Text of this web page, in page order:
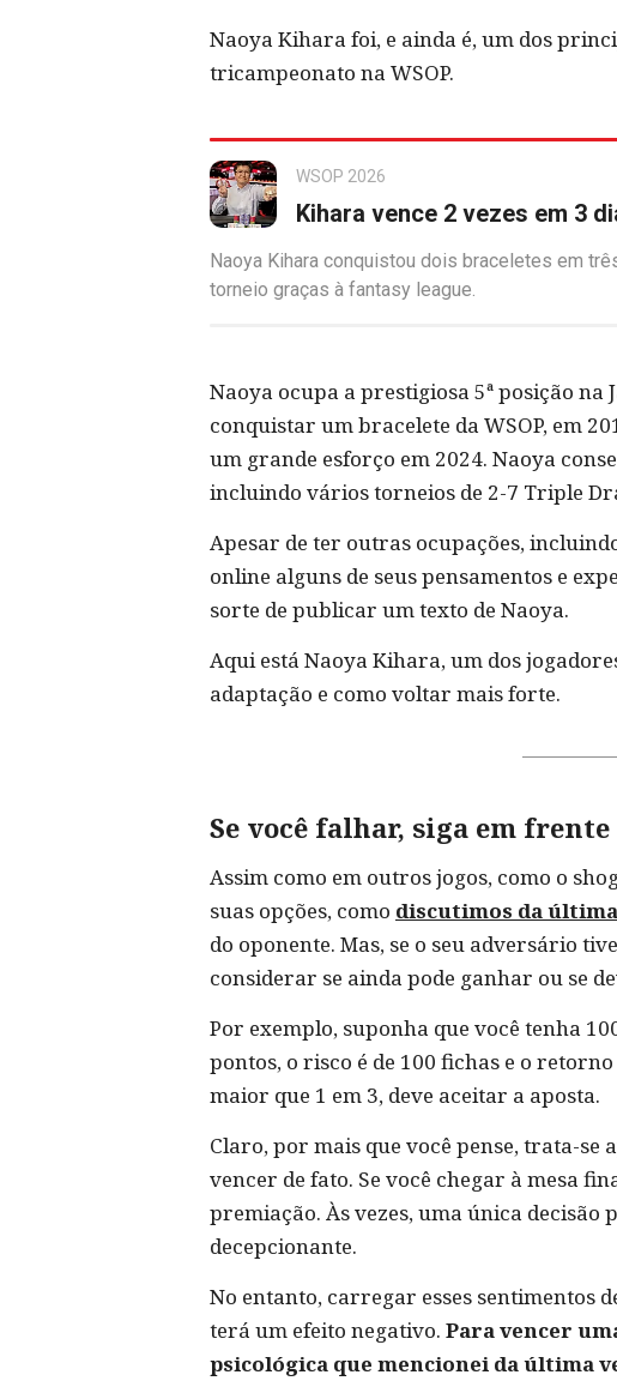
Naoya Kihara foi, e ainda é, um dos
tricampeonato na WSOP.
WSOP 2026
Kihara vence 2 vezes em 3
Naoya Kihara conquistou dois braceletes em
torneio graças à fantasy league.
Naoya ocupa a prestigiosa 5ª posição
conquistar um bracelete da WSOP, em
um grande esforço em 2024. Naoya
incluindo vários torneios de 2-7 Triple
Apesar de ter outras ocupações,
online alguns de seus pensamentos e
sorte de publicar um texto de Naoya.
Aqui está Naoya Kihara, um dos
adaptação e como voltar mais forte.
Se você falhar, siga em frente
Assim como em outros jogos, como o
suas opções, como discutimos da
do oponente. Mas, se o seu adversário
considerar se ainda pode ganhar ou se
Por exemplo, suponha que você tenha
pontos, o risco é de 100 fichas e o
maior que 1 em 3, deve aceitar a aposta.
Claro, por mais que você pense, trata-se
vencer de fato. Se você chegar à mesa
premiação. Às vezes, uma única
decepcionante.
No entanto, carregar esses sentimentos
terá um efeito negativo. Para vencer
psicológica que mencionei da última